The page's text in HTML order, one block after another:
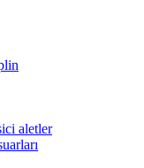
aletler